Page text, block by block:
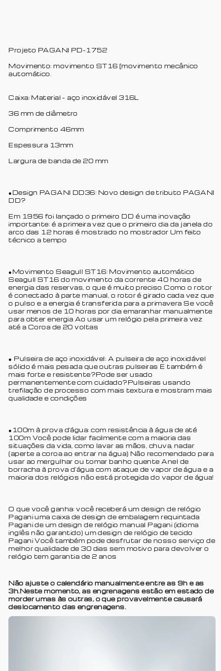
Projeto PAGANI PD-1752
Movimento: movimento ST16 [movimento mecânico
automático.
Caixa: Material - aço inoxidável 316L
36 mm de diâmetro
Comprimento 46mm
Espessura 13mm
Largura de banda de 20 mm
●Design PAGANI DD36: Novo design de tributo PAGANI
DD?
Em 1956 foi lançado o primeiro DD é uma inovação
importante: é a primeira vez que o primeiro dia da janela do
arco das 12 horas é mostrado no mostrador Um feito
técnico a tempo
●Movimento Seagull ST16: Movimento automático
Seagull ST16 do movimento da corrente 40 horas de
energia das reservas, o que é muito preciso Como o rotor
é conectado à parte manual, o rotor é girado cada vez que
o pulso e a energia é transferida para a primavera Se você
usar menos de 10 horas por dia emaranhar manualmente
para obter energia Ao usar um relógio pela primeira vez
até a Coroa de 20 voltas
● Pulseira de aço inoxidável: A pulseira de aço inoxidável
sólido é mais pesada que outras pulseiras E também é
mais forte e resistente?Pode ser usado
permanentemente com cuidado?Pulseiras usando
trefilação de processo com mais textura e mostram mais
qualidade e condições
●100m à prova d'água: com resistência à água de até
100m Você pode lidar facilmente com a maioria das
situações da vida, como lavar as mãos, chuva, nadar
(aperte a coroa ao entrar na água) Não recomendado para
usar ao mergulhar ou tomar banho quente Anel de
borracha à prova d'água com ataque de vapor de água e a
maioria dos relógios não está protegida do vapor de água!
O que você ganha: você receberá um design de relógio
Pagani uma caixa de design de embalagem requintada
Pagani de um design de relógio manual Pagani (idioma
inglês não garantido) um design de relógio de tecido
Pagani Você também pode desfrutar de nosso serviço de
melhor qualidade de 30 dias sem motivo para devolver o
relógio tem garantia de 2 anos
Não ajuste o calendário manualmente entre as 9h e as
3h.Neste momento, as engrenagens estão em estado de
morder umas às outras, o que provavelmente causará
deslocamento das engrenagens.